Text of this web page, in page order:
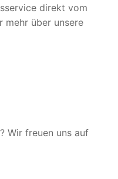
direkt vom
mehr über unsere
Wir freuen uns auf